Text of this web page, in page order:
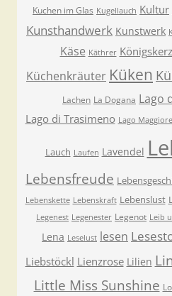
Kuchen im Glas Kugellauch Kultur
Kunsthandwerk Kunstwerk
Käse Käthrer
Küchenkräuter Küken
Lachen La Dogana Lago
Lago di Trasimeno Lago Maggiore
Lauch Laufen Lavendel
Lebensfreude
Lebenskette Lebenskraft Lebenslust
Legenest Legenester Legenot Leib
Lena Leselust lesen
Liebstöckl Lienzrose Lilien
Little Miss Sunshine